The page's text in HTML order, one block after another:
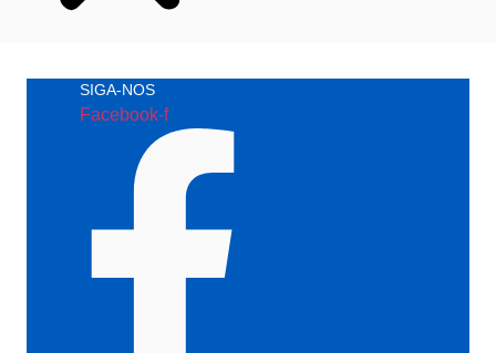
SIGA-NOS
Facebook-f